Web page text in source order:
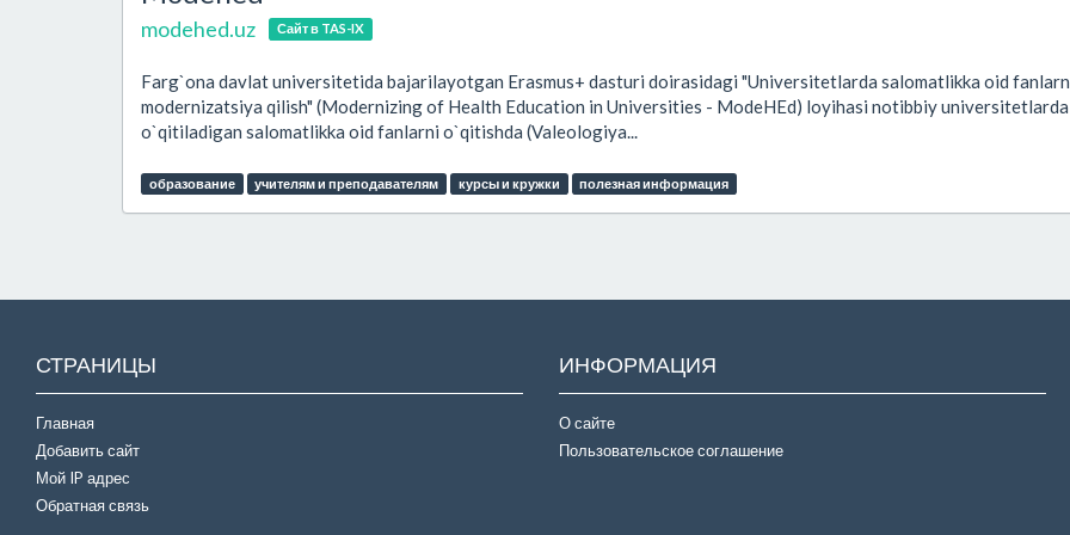
modehed.uz Сайт в TAS-IX
Farg`ona davlat universitetida bajarilayotgan Erasmus+ dasturi doirasidagi "Universitetlarda salomatlikka oid
modernizatsiya qilish" (Modernizing of Health Education in Universities - ModeHEd) loyihasi notibbiy universitetlarda
o`qitiladigan salomatlikka oid fanlarni o`qitishda (Valeologiya...
образование учителям и преподавателям курсы и кружки полезная информация
СТРАНИЦЫ
Главная
Добавить сайт
Мой IP адрес
Обратная связь
ИНФОРМАЦИЯ
О сайте
Пользовательское соглашение